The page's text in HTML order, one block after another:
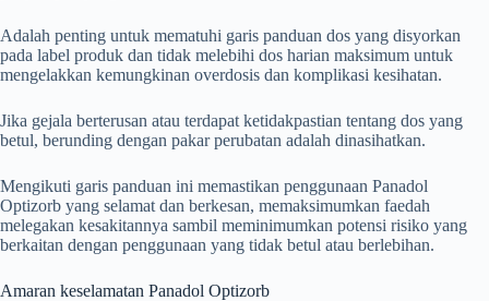
Adalah penting untuk mematuhi garis panduan dos yang disyorkan
pada label produk dan tidak melebihi dos harian maksimum untuk
mengelakkan kemungkinan overdosis dan komplikasi kesihatan.
Jika gejala berterusan atau terdapat ketidakpastian tentang dos yang
betul, berunding dengan pakar perubatan adalah dinasihatkan.
Mengikuti garis panduan ini memastikan penggunaan Panadol
Optizorb yang selamat dan berkesan, memaksimumkan faedah
melegakan kesakitannya sambil meminimumkan potensi risiko yang
berkaitan dengan penggunaan yang tidak betul atau berlebihan.
Amaran keselamatan Panadol Optizorb